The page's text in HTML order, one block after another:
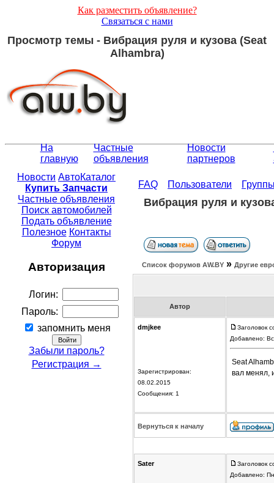
Как разместить объявление?
Связаться с нами
Просмотр темы - Вибрация руля и кузова (Seat
Alhambra)
На
главную
Частные
объявления
Новости
партнеров
Новости АвтоКаталог
Купить Запчасти
Частные объявления
Поиск автомобилей
Подать объявление
Полезное Контакты
Форум
Авторизация
Логин:
Пароль:
запомнить меня
Забыли пароль?
Регистрация →
FAQ Пользователи
Вибрация руля и
Список форумов АW.BY » Другие
Автор
dmjkee
Зарегистрирован:
08.02.2015
Сообщения: 1
Заголовок
Добавлено:
Seat
вал менял,
Вернуться к началу
Sater
Заголовок
Добавлено: